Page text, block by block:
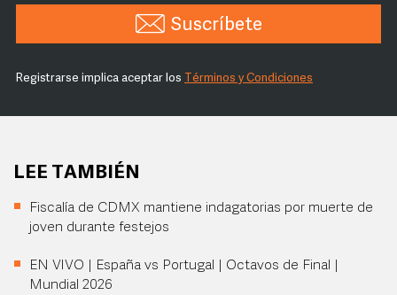
Suscríbete
Registrarse implica aceptar los Términos y Condiciones
LEE TAMBIÉN
Fiscalía de CDMX mantiene indagatorias por muerte de
joven durante festejos
EN VIVO | España vs Portugal | Octavos de Final |
Mundial 2026